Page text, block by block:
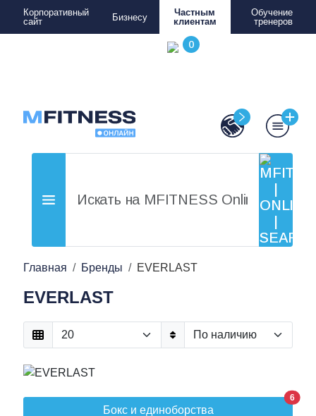
Корпоративный
сайт
Бизнесу
Частным
клиентам
Обучение
тренеров
Главная Бренды EVERLAST
EVERLAST
Бокс и единоборства
6